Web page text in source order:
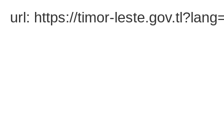
url: https://timor-